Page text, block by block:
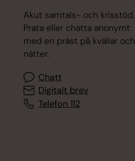
Akut samtals- och krisstöd.
Prata eller chatta anonymt
med en präst på kvällar och
nätter.
Chatt
Digitalt brev
Telefon 112